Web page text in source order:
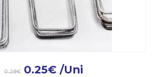
0.28€ 0.25€ /Uni